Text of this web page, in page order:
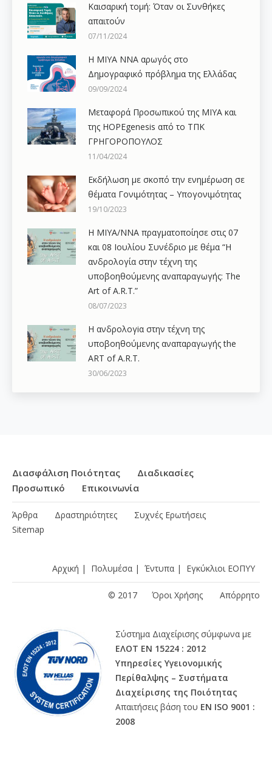
Καισαρική τομή: Όταν οι Συνθήκες
απαιτούν
07/11/2024
H ΜΙΥΑ ΝΝΑ αρωγός στο
Δημογραφικό πρόβλημα της Ελλάδας
09/09/2024
Μεταφορά Προσωπικού της ΜΙΥΑ και
της HOPEgenesis από το ΤΠΚ
ΓΡΗΓΟΡΟΠΟΥΛΟΣ
11/04/2024
Εκδήλωση με σκοπό την ενημέρωση σε
θέματα Γονιμότητας – Υπογονιμότητας
19/10/2023
Η ΜΙΥΑ/ΝΝΑ πραγματοποίησε στις 07
και 08 Ιουλίου Συνέδριο με θέμα “Η
ανδρολογία στην τέχνη της
υποβοηθούμενης αναπαραγωγής: The
Art of A.R.T.”
08/07/2023
Η ανδρολογiα στην τέχνη της
υποβοηθούμενης αναπαραγωγής the
ART of A.R.T.
30/06/2023
Διασφάλιση Ποιότητας
Διαδικασίες
Προσωπικό
Επικοινωνία
Άρθρα Δραστηριότητες
Συχνές Ερωτήσεις
Sitemap
Αρχική | Πολυμέσα | Έντυπα | Εγκύκλιοι ΕΟΠΥΥ
© 2017 Όροι Χρήσης Απόρρητο
Σύστημα Διαχείρισης σύμφωνα με
ΕΛΟΤ ΕΝ 15224 : 2012
Υπηρεσίες Υγειονομικής
Περίθαλψης – Συστήματα
Διαχείρισης της Ποιότητας
Απαιτήσεις βάση του ΕΝ ISO 9001 :
2008